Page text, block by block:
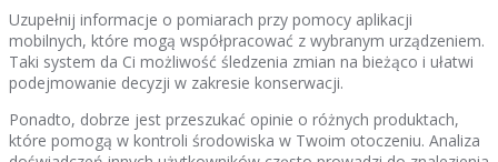
Uzupełnij informacje o pomiarach przy pomocy aplikacji
mobilnych, które mogą współpracować z wybranym urządzeniem.
Taki system da Ci możliwość śledzenia zmian na bieżąco i ułatwi
podejmowanie decyzji w zakresie konserwacji.
Ponadto, dobrze jest przeszukać opinie o różnych produktach,
które pomogą w kontroli środowiska w Twoim otoczeniu. Analiza